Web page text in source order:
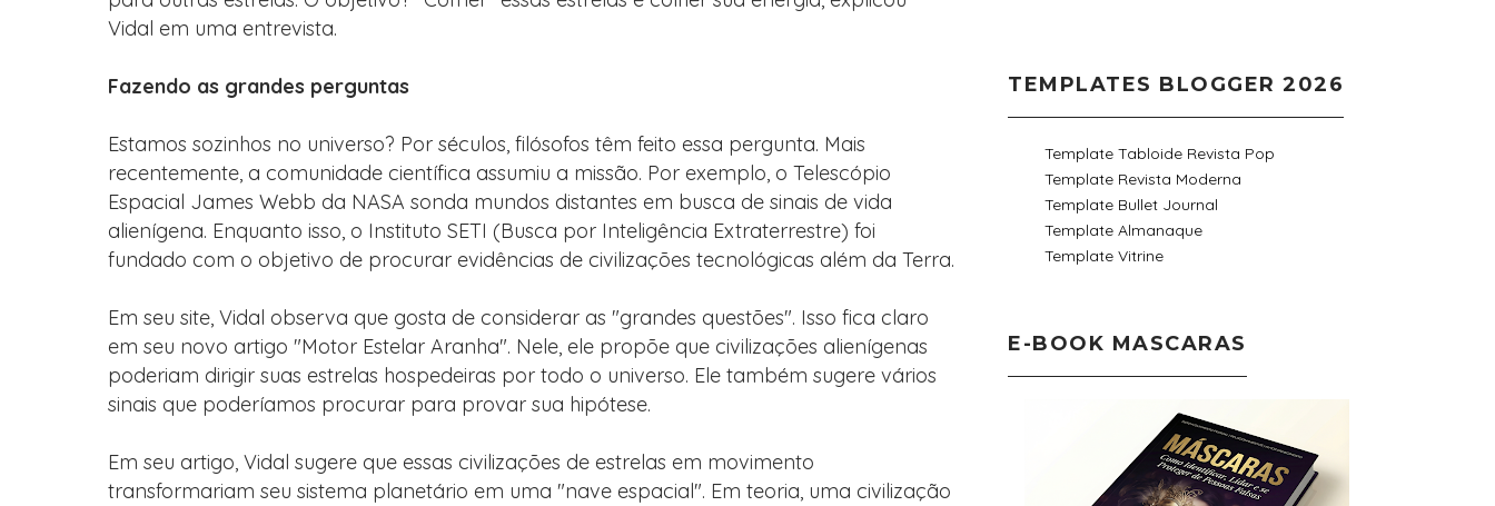
Vidal em uma entrevista.
Fazendo as grandes perguntas
Estamos sozinhos no universo? Por séculos, filósofos têm feito essa pergunta. Mais
recentemente, a comunidade científica assumiu a missão. Por exemplo, o Telescópio
Espacial James Webb da NASA sonda mundos distantes em busca de sinais de vida
alienígena. Enquanto isso, o Instituto SETI (Busca por Inteligência Extraterrestre) foi
fundado com o objetivo de procurar evidências de civilizações tecnológicas além da Terra.
Em seu site, Vidal observa que gosta de considerar as "grandes questões". Isso fica claro
em seu novo artigo "Motor Estelar Aranha". Nele, ele propõe que civilizações alienígenas
poderiam dirigir suas estrelas hospedeiras por todo o universo. Ele também sugere vários
sinais que poderíamos procurar para provar sua hipótese.
Em seu artigo, Vidal sugere que essas civilizações de estrelas em movimento
transformariam seu sistema planetário em uma "nave espacial". Em teoria, uma civilização
TEMPLATES BLOGGER 2026
Template Tabloide Revista Pop
Template Revista Moderna
Template Bullet Journal
Template Almanaque
Template Vitrine
E-BOOK MASCARAS